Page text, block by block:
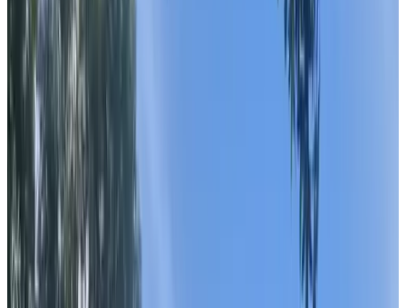
Toegankelijkheid
Rolstoelgebruikers
Geheel gelegen op begane grond
Bovenverdiepingen bereikbaar per lift
Johan's Bed and Breakfast since 2014
Amsterdam
Stays Inn City Farmer Amsterdam
Amsterdam